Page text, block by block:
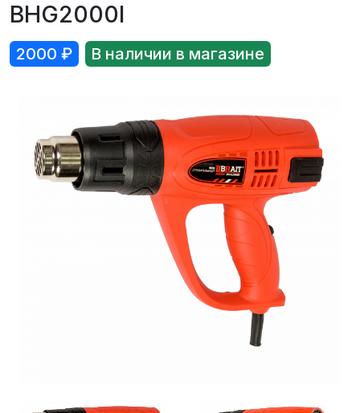
Внедорожники ATV UTV
Снегоходы, Буксировщики
Водомоторика
Садовая техника, электро и бензоинструмент
Прицепы для водной и мототехники
BHG2000I
2000 ₽ В наличии в магазине